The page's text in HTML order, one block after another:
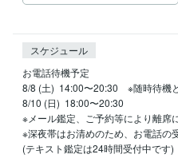
スケジュール
お電話待機予定
8/8 (土)  14:00〜20:30　※随時待機
8/10 (日)  18:00〜20:30
※メール鑑定、ご予約等により離席
※深夜帯はお清めのため、お電話の
(テキスト鑑定は24時間受付中です)